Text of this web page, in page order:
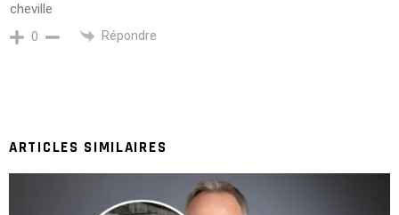
cheville
0 Répondre
ARTICLES SIMILAIRES